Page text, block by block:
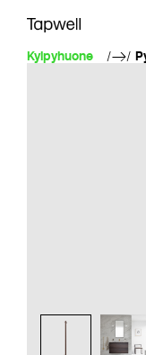
Kylpyhuone